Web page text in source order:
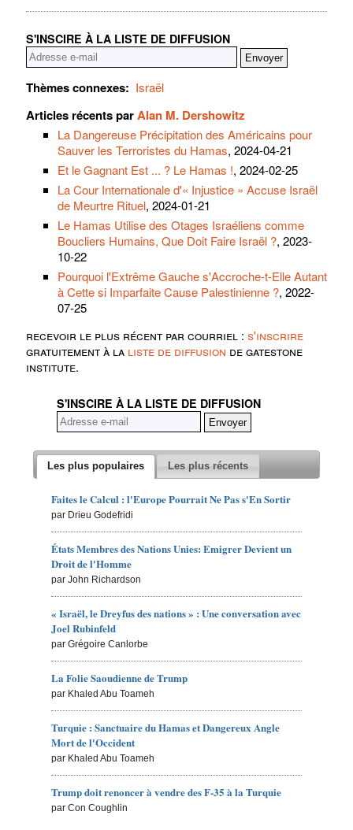
S'INSCIRE À LA LISTE DE DIFFUSION
Thèmes connexes: Israël
Articles récents parAlan M. Dershowitz
La Dangereuse Précipitation des Américains pour
Sauver les Terroristes du Hamas, 2024-04-21
Et le Gagnant Est ... ? Le Hamas !, 2024-02-25
La Cour Internationale d'« Injustice » Accuse Israël
de Meurtre Rituel, 2024-01-21
Le Hamas Utilise des Otages Israéliens comme
Boucliers Humains, Que Doit Faire Israël ?, 2023-
10-22
Pourquoi l'Extrême Gauche s'Accroche-t-Elle Autant
à Cette si Imparfaite Cause Palestinienne ?, 2022-
07-25
recevoir le plus récent par courriel : s'inscrire
gratuitement à la liste de diffusion de gatestone
institute.
S'INSCIRE À LA LISTE DE DIFFUSION
Les plus populaires Les plus récents
Faites le Calcul : l'Europe Pourrait Ne Pas s'En Sortir
par Drieu Godefridi
États Membres des Nations Unies: Emigrer Devient un
Droit de l'Homme
par John Richardson
« Israël, le Dreyfus des nations » : Une conversation avec
Joel Rubinfeld
par Grégoire Canlorbe
La Folie Saoudienne de Trump
par Khaled Abu Toameh
Turquie : Sanctuaire du Hamas et Dangereux Angle
Mort de l'Occident
par Khaled Abu Toameh
Trump doit renoncer à vendre des F-35 à la Turquie
par Con Coughlin